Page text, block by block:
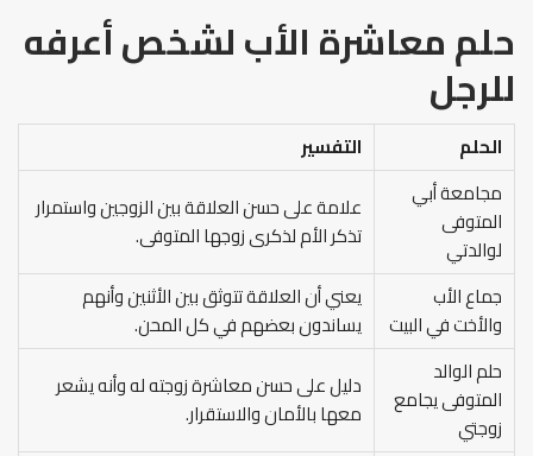
حلم معاشرة الأب لشخص أعرفه
للرجل
الحلم
التفسير
مجامعة أبي
المتوفى
لوالدتي
علامة على حسن العلاقة بين الزوجين واستمرار
تذكر الأم لذكرى زوجها المتوفى.
جماع الأب
والأخت في البيت
يعني أن العلاقة تتوثق بين الأثنين وأنهم
يساندون بعضهم في كل المحن.
حلم الوالد
المتوفى يجامع
زوجتي
دليل على حسن معاشرة زوجته له وأنه يشعر
معها بالأمان والاستقرار.